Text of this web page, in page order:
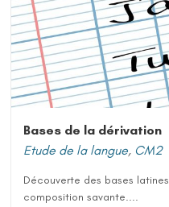
Bases de la dérivation
Etude de la langue, CM2
Découverte des bases
composition savante....